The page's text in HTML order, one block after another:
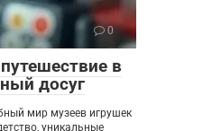
0
в
досуг
мир музеев игрушек
уникальные